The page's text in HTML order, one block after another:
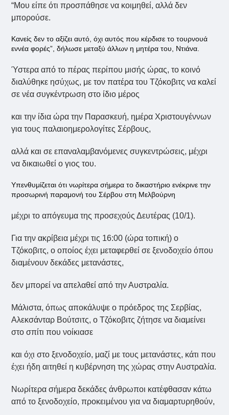
“Μου είπε ότι προσπάθησε να κοιμηθεί, αλλά δεν
μπορούσε.
Κανείς δεν το αξίζει αυτό, όχι αυτός που κέρδισε το τουρνουά
εννέα φορές”, δήλωσε μεταξύ άλλων η μητέρα του, Ντιάνα.
Ύστερα από το πέρας περίπου μισής ώρας, το κοινό
διαλύθηκε ησύχως, με τον πατέρα του Τζόκοβιτς να καλεί
σε νέα συγκέντρωση στο ίδιο μέρος
και την ίδια ώρα την Παρασκευή, ημέρα Χριστουγέννων
για τους παλαιοημερολογίτες Σέρβους,
αλλά και σε επαναλαμβανόμενες συγκεντρώσεις, μέχρι
να δικαιωθεί ο γιος του.
Υπενθυμίζεται ότι νωρίτερα σήμερα το δικαστήριο ενέκρινε την
προσωρινή παραμονή του Σέρβου στη Μελβούρνη
μέχρι το απόγευμα της προσεχούς Δευτέρας (10/1).
Για την ακρίβεια μέχρι τις 16:00 (ώρα τοπική) ο
Τζόκοβιτς, ο οποίος έχει μεταφερθεί σε ξενοδοχείο όπου
διαμένουν δεκάδες μετανάστες,
δεν μπορεί να απελαθεί από την Αυστραλία.
Μάλιστα, όπως αποκάλυψε ο πρόεδρος της Σερβίας,
Αλεκσάνταρ Βούτσιτς, ο Τζόκοβιτς ζήτησε να διαμείνει
στο σπίτι που νοίκιασε
και όχι στο ξενοδοχείο, μαζί με τους μετανάστες, κάτι που
έχει ήδη αιτηθεί η κυβέρνηση της χώρας στην Αυστραλία.
Νωρίτερα σήμερα δεκάδες άνθρωποι κατέφθασαν κάτω
από το ξενοδοχείο, προκειμένου για να διαμαρτυρηθούν,